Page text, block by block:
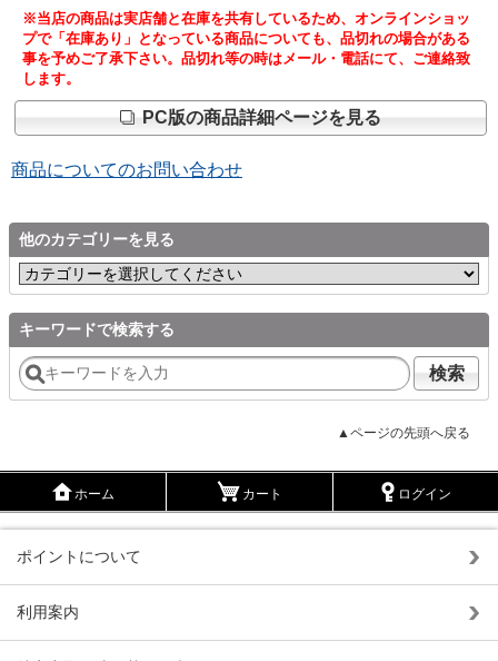
※当店の商品は実店舗と在庫を共有しているため、オンラインショッ
プで「在庫あり」となっている商品についても、品切れの場合がある
事を予めご了承下さい。品切れ等の時はメール・電話にて、ご連絡致
します。
PC版の商品詳細ページを見る
商品についてのお問い合わせ
他のカテゴリーを見る
キーワードで検索する
検索
▲ページの先頭へ戻る
ホーム カート ログイン
ポイントについて
利用案内